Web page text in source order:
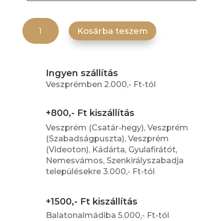
Spicy Salmon Tempura mennyiség
Kosárba teszem
Ingyen szállítás
Veszprémben 2.000,- Ft-tól
+800,- Ft kiszállítás
Veszprém (Csatár-hegy), Veszprém
(Szabadságpuszta), Veszprém
(Videoton), Kádárta, Gyulafirátót,
Nemesvámos, Szenkirályszabadja
településekre 3.000,- Ft-tól
+1500,- Ft kiszállítás
Balatonalmádiba 5.000,- Ft-tól